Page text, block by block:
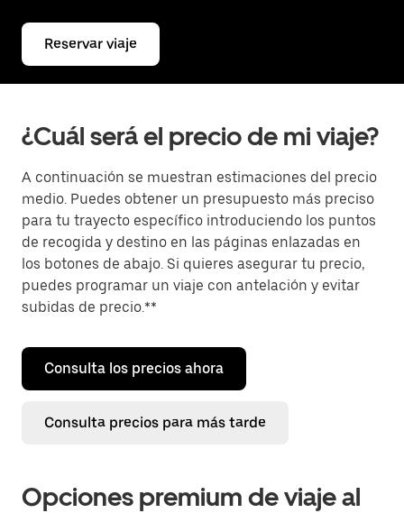
Reservar viaje
¿Cuál será el precio de mi viaje?
A continuación se muestran estimaciones del precio
medio. Puedes obtener un presupuesto más preciso
para tu trayecto específico introduciendo los puntos
de recogida y destino en las páginas enlazadas en
los botones de abajo. Si quieres asegurar tu precio,
puedes programar un viaje con antelación y evitar
subidas de precio.**
Consulta los precios ahora
Consulta precios para más tarde
Opciones premium de viaje al